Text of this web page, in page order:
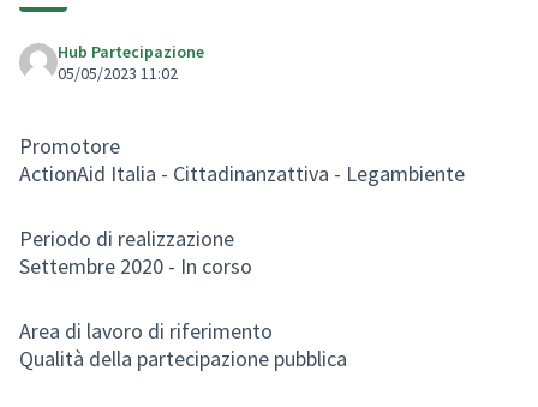
Hub Partecipazione
05/05/2023 11:02
Promotore
ActionAid Italia - Cittadinanzattiva - Legambiente
Periodo di realizzazione
Settembre 2020 - In corso
Area di lavoro di riferimento
Qualità della partecipazione pubblica